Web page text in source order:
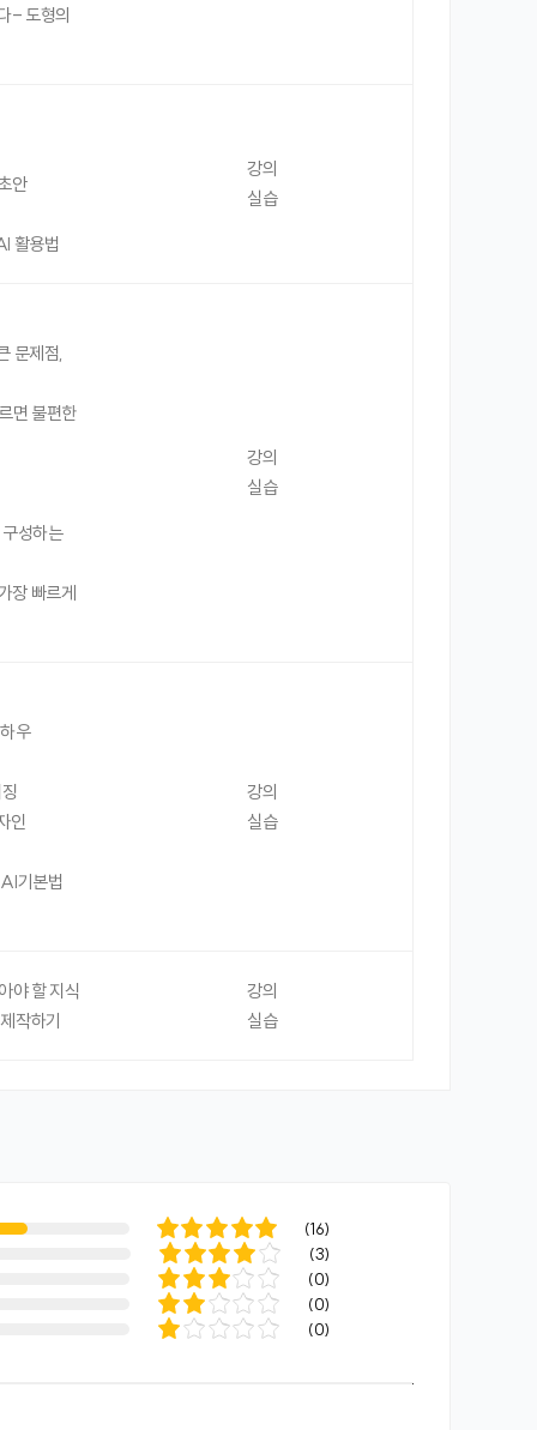
- 도형의
안
활용법
강의
실습
문제점,
면 불편한
성하는
장 빠르게
강의
실습
우
인
기본법
강의
실습
야 할 지식
작하기
강의
실습
(16)
(3)
(0)
(0)
(0)